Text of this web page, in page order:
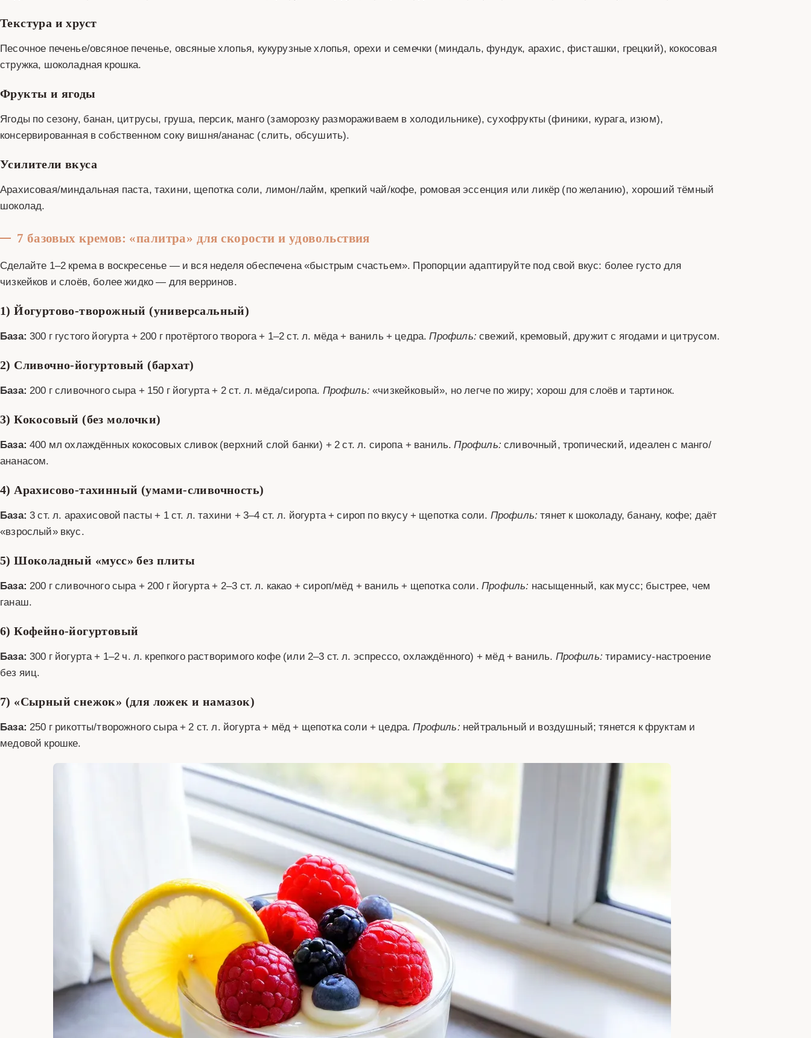
Текстура и хруст
Песочное печенье/овсяное печенье, овсяные хлопья, кукурузные хлопья, орехи и семечки (миндаль, фундук, арахис, фисташки, грецкий), кокосовая
стружка, шоколадная крошка.
Фрукты и ягоды
Ягоды по сезону, банан, цитрусы, груша, персик, манго (заморозку размораживаем в холодильнике), сухофрукты (финики, курага, изюм),
консервированная в собственном соку вишня/ананас (слить, обсушить).
Усилители вкуса
Арахисовая/миндальная паста, тахини, щепотка соли, лимон/лайм, крепкий чай/кофе, ромовая эссенция или ликёр (по желанию), хороший тёмный
шоколад.
7 базовых кремов: «палитра» для скорости и удовольствия
Сделайте 1–2 крема в воскресенье — и вся неделя обеспечена «быстрым счастьем». Пропорции адаптируйте под свой вкус: более густо для
чизкейков и слоёв, более жидко — для верринов.
1) Йогуртово‑творожный (универсальный)
База: 300 г густого йогурта + 200 г протёртого творога + 1–2 ст. л. мёда + ваниль + цедра.Профиль: свежий, кремовый, дружит с ягодами и цитрусом.
2) Сливочно‑йогуртовый (бархат)
База: 200 г сливочного сыра + 150 г йогурта + 2 ст. л. мёда/сиропа. Профиль: «чизкейковый», но легче по жиру; хорош для слоёв и тартинок.
3) Кокосовый (без молочки)
База: 400 мл охлаждённых кокосовых сливок (верхний слой банки) + 2 ст. л. сиропа + ваниль.Профиль: сливочный, тропический, идеален с манго/
ананасом.
4) Арахисово‑тахинный (умами‑сливочность)
База: 3 ст. л. арахисовой пасты + 1 ст. л. тахини + 3–4 ст. л. йогурта + сироп по вкусу + щепотка соли. Профиль: тянет к шоколаду, банану, кофе; даёт
«взрослый» вкус.
5) Шоколадный «мусс» без плиты
База: 200 г сливочного сыра + 200 г йогурта + 2–3 ст. л. какао + сироп/мёд + ваниль + щепотка соли.Профиль: насыщенный, как мусс; быстрее, чем
ганаш.
6) Кофейно‑йогуртовый
База: 300 г йогурта + 1–2 ч. л. крепкого растворимого кофе (или 2–3 ст. л. эспрессо, охлаждённого) + мёд + ваниль. Профиль: тирамису‑настроение
без яиц.
7) «Сырный снежок» (для ложек и намазок)
База: 250 г рикотты/творожного сыра + 2 ст. л. йогурта + мёд + щепотка соли + цедра.Профиль: нейтральный и воздушный; тянется к фруктам и
медовой крошке.